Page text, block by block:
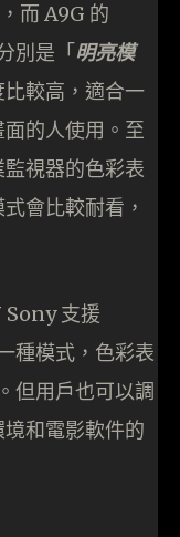
而 A9G 的
別是「明亮模
較高，適合一
的人使用。至
視器的色彩表
會比較耐看，
支援
種模式，色彩表
但用戶也可以調
和電影軟件的